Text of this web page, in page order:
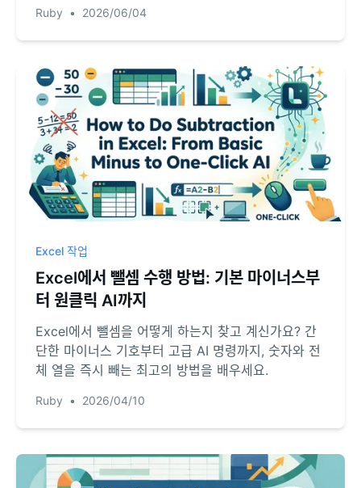
Ruby • 2026/06/04
Excel 작업
Excel에서 뺄셈 수행 방법: 기본 마이너스부
터 원클릭 AI까지
Excel에서 뺄셈을 어떻게 하는지 찾고 계신가요? 간
단한 마이너스 기호부터 고급 AI 명령까지, 숫자와 전
체 열을 즉시 빼는 최고의 방법을 배우세요.
Ruby • 2026/04/10